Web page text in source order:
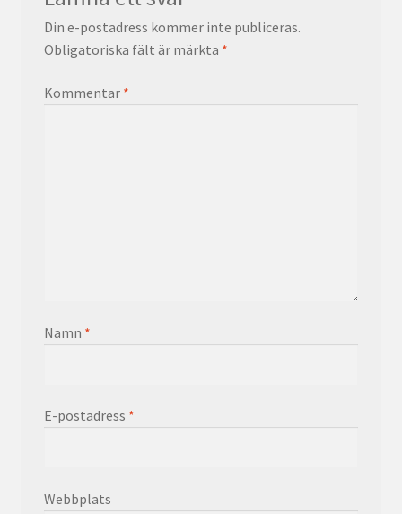
Din e-postadress kommer inte publiceras.
Obligatoriska fält är märkta *
Kommentar *
Namn *
E-postadress *
Webbplats